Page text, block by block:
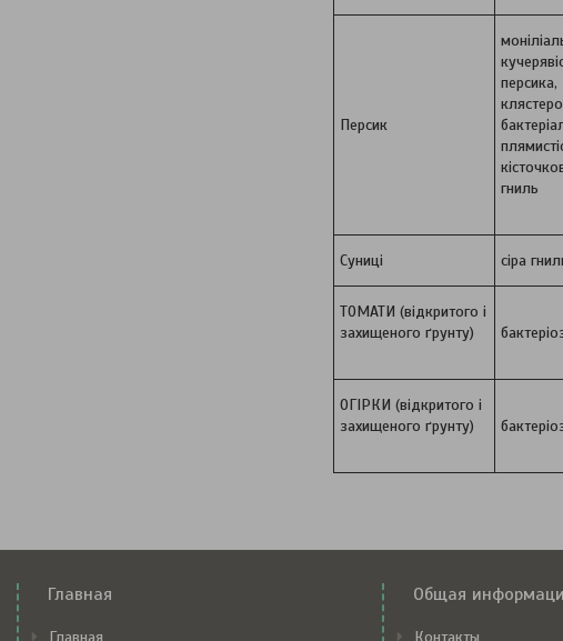
Персик
персика,
гниль
Суниці сіра
ТОМАТИ (відкритого і
захищеного ґрунту)
ОГІРКИ (відкритого і
захищеного ґрунту)
Главная
Главная
Общая
Контакты